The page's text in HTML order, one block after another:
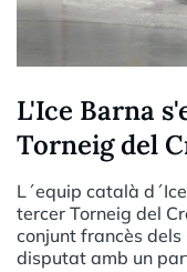
L'Ice Barna
Torneig del
L´equip català
tercer Torneig del
conjunt francès dels
disputat amb un